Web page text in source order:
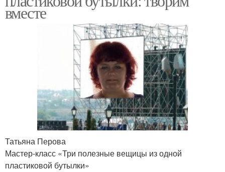
вместе
Татьяна Перова
Мастер-класс «Три полезные вещицы из одной
пластиковой бутылки»